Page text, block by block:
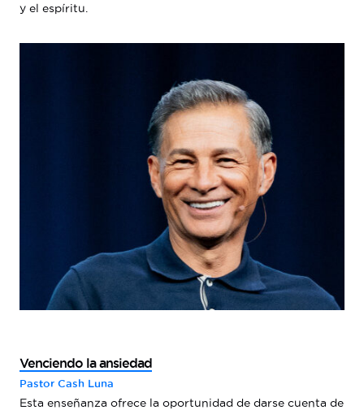
y el espíritu.
Venciendo la ansiedad
Pastor Cash Luna
Esta enseñanza ofrece la oportunidad de darse cuenta de